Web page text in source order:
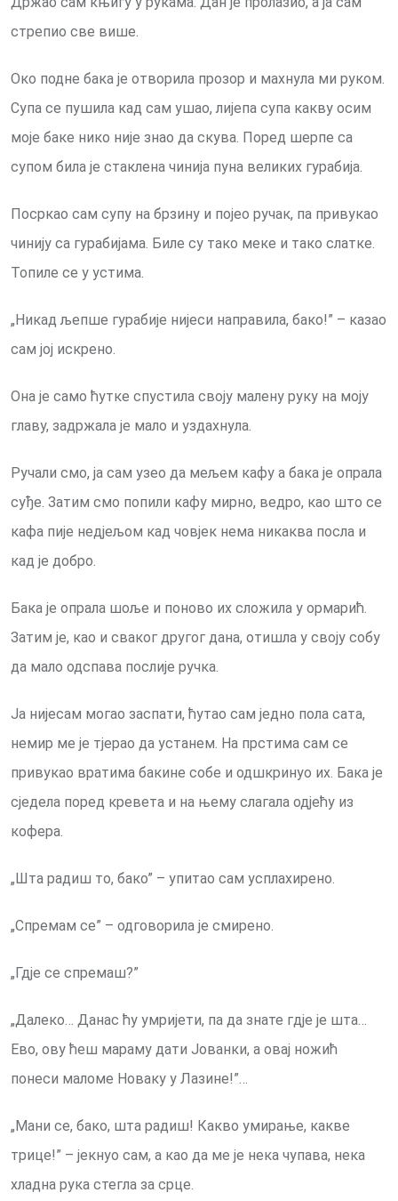
стрепио све више.
Око подне бака је отворила прозор и махнула ми руком.
Супа се пушила кад сам ушао, лијепа супа какву oсим
моје баке нико није знао да скува. Поред шерпе са
супом била је стаклена чинија пуна великих гурабија.
Посркао сам супу на брзину и појео ручак, па привукао
чинију са гурабијама. Биле су тако меке и тако слатке.
Топиле се у устима.
„Никад љепше гурaбиje нијеси направила, бако!” – казао
сам јој искрено.
Она је само ћутке спустила своју малену руку на моју
главу, задржала је мало и уздахнула.
Ручали смо, ја сам узео да мељем кафу a бака је опрала
суђе. Затим смо попили кафу мирно, ведро, као што се
кафа пије недјељом кад човјек нема никаква посла и
кад је добро.
Бака је опрала шоље и поново их сложила у ормарић.
Затим је, као и сваког другог дана, отишла у своју собу
да мало одспава послије ручка.
Ја нијесам могао заспати, ћутао сам једно пола сата,
немир ме је тјерао да устанем. На прстима сам се
привукао вратима бакине собе и одшкринуо их. Бака је
сједела поред кревета и на њему слагала одјећу из
кофера.
„Шта радиш то, бако” – упитао сам усплахирено.
„Спремам се” – одговорила је смирено.
„Гдје се спремаш?”
„Далеко… Данас ћу умријети, па да знате гдје је шта…
Ево, ову ћеш мараму дати Јованки, а овај ножић
понеси маломе Новаку у Лазине!”…
„Мани се, бако, шта радиш! Какво умирање, какве
трице!” – јекнуо сам, а као да ме је нека чупава, нека
хладна рука стегла за срце.